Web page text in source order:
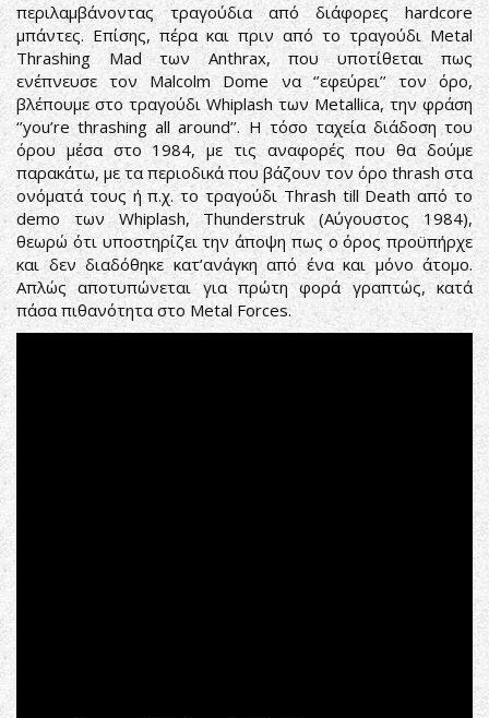
περιλαμβάνοντας τραγούδια από διάφορες hardcore
μπάντες. Επίσης, πέρα και πριν από το τραγούδι Metal
Thrashing Mad των Anthrax, που υποτίθεται πως
ενέπνευσε τον Malcolm Dome να ‘’εφεύρει’’ τον όρο,
βλέπουμε στο τραγούδι Whiplash των Metallica, την φράση
‘’you’re thrashing all around’’. Η τόσο ταχεία διάδοση του
όρου μέσα στο 1984, με τις αναφορές που θα δούμε
παρακάτω, με τα περιοδικά που βάζουν τον όρο thrash στα
ονόματά τους ή π.χ. το τραγούδι Thrash till Death από το
demo των Whiplash, Thunderstruk (Αύγουστος 1984),
θεωρώ ότι υποστηρίζει την άποψη πως ο όρος προϋπήρχε
και δεν διαδόθηκε κατ’ανάγκη από ένα και μόνο άτομο.
Απλώς αποτυπώνεται για πρώτη φορά γραπτώς, κατά
πάσα πιθανότητα στο Metal Forces.